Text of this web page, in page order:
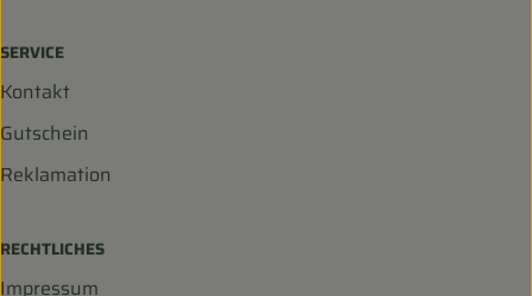
SERVICE
Kontakt
Gutschein
Reklamation
RECHTLICHES
Impressum